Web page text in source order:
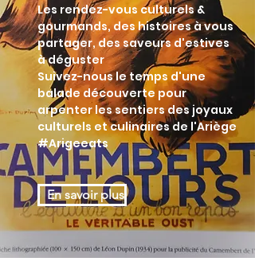
Les rendez-vous culturels &
gourmands, des histoires à vous
partager, des saveurs d'estives
à déguster
Suivez-nous le temps d'une
balade découverte pour
arpenter les sentiers des joyaux
culturels et culinaires de l'Ariège
#Arigeeats
En savoir plus